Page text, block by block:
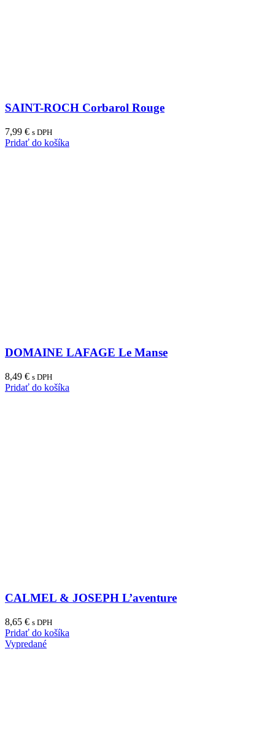
SAINT-ROCH Corbarol Rouge
7,99 € s DPH
Pridať do košíka
DOMAINE LAFAGE Le Manse
8,49 € s DPH
Pridať do košíka
CALMEL & JOSEPH L’aventure
8,65 € s DPH
Pridať do košíka
Vypredané